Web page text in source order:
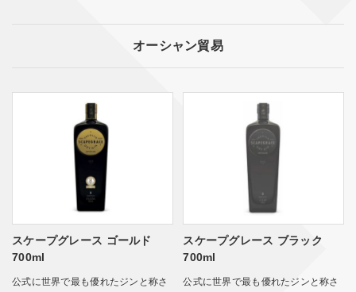
オーシャン貿易
スケープグレース ゴールド
700ml
公式に世界で最も優れたジンと称さ
スケープグレース ブラック
700ml
公式に世界で最も優れたジンと称さ